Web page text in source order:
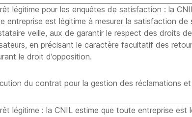
légitime pour les enquêtes de satisfaction : la
entreprise est légitime à mesurer la satisfaction de
veille, aux de garantir le respect des droits
en précisant le caractère facultatif des
le droit d’opposition.
du contrat pour la gestion des réclamations et
légitime : la CNIL estime que toute entreprise est